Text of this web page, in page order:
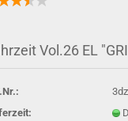
vergessen?Vol.26 EL